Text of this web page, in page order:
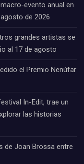
evento anual en
de 2026
grandes artistas se
al 17 de agosto
el Premio Nenúfar
In-Edit, trae un
las historias
de Joan Brossa entre